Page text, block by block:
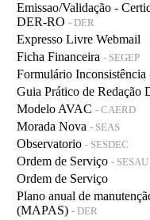
Emissao/Validação -
DER-RO - DER
Expresso Livre Webmail
Ficha Financeira - SEGEP
Formulário Inconsistência
Guia Prático de Redação
Modelo AVAC - CAERD
Morada Nova - SEAS
Observatorio - SESDEC
Ordem de Serviço - SESAU
Ordem de Serviço
Plano anual de
(MAPAS) - DER